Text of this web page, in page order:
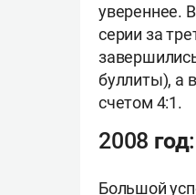
увереннее.
серии за
буллиты), а
счетом 4:1.
2008
Большой